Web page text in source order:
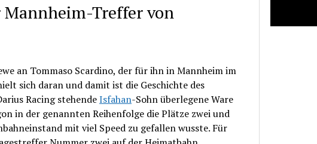
Mannheim-Treffer von
an Tommaso Scardino, der für ihn in Mannheim im
sich daran und damit ist die Geschichte des
Racing stehendeIsfahan-Sohn überlegene Ware
in der genannten Reihenfolge die Plätze zwei und
mit viel Speed zu gefallen wusste. Für